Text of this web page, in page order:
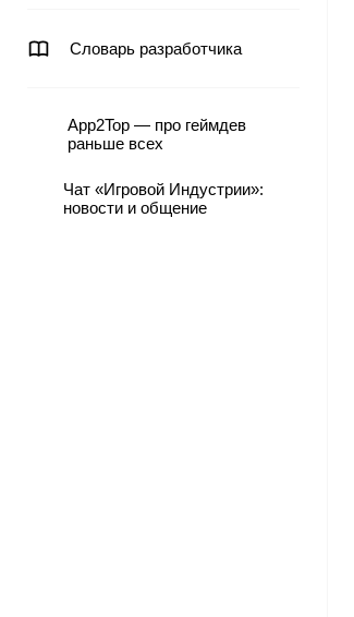
Словарь разработчика
App2Top — про геймдев
раньше всех
Чат «Игровой Индустрии»:
новости и общение